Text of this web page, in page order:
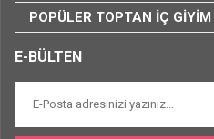
POPÜLER TOPTAN İÇ GİYİM
E-BÜLTEN